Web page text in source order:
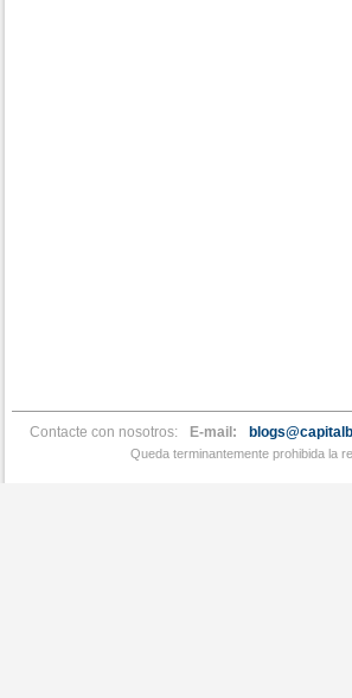
Contacte con nosotros: E-mail:
Queda terminantemente prohibida la